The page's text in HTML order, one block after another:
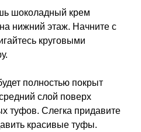
шоколадный крем
нижний этаж. Начните с
круговыми
полностью покрыт
слой поверх
туфов. Слегка придавите
красивые туфы.